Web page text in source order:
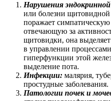
Нарушения
или болезни
поражает
отвечающую за
щитовидки, она
в управлении
гиперфункции этой
выделение пота.
Инфекции: малярия,
простудные заболевания.
Патологии почек и